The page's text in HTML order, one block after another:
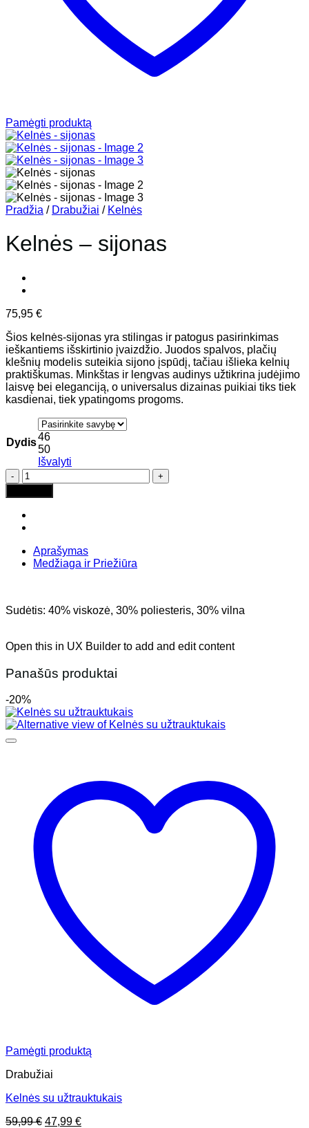
Pamėgti produktą
Pradžia / Drabužiai / Kelnės
Kelnės – sijonas
75,95 €
Šios kelnės-sijonas yra stilingas ir patogus pasirinkimas
ieškantiems išskirtinio įvaizdžio. Juodos spalvos, plačių
klešnių modelis suteikia sijono įspūdį, tačiau išlieka kelnių
praktiškumas. Minkštas ir lengvas audinys užtikrina judėjimo
laisvę bei eleganciją, o universalus dizainas puikiai tiks tiek
kasdienai, tiek ypatingoms progoms.
Dydis46
50
Išvalyti
produkto
kiekis:
Kelnės
-
sijonas
Aprašymas
Medžiaga ir Priežiūra
Sudėtis: 40% viskozė, 30% poliesteris, 30% vilna
Open this in UX Builder to add and edit content
Panašūs produktai
-20%
Pamėgti produktą
Drabužiai
Kelnės su užtrauktukais
59,99€ Original
47,99 €Current